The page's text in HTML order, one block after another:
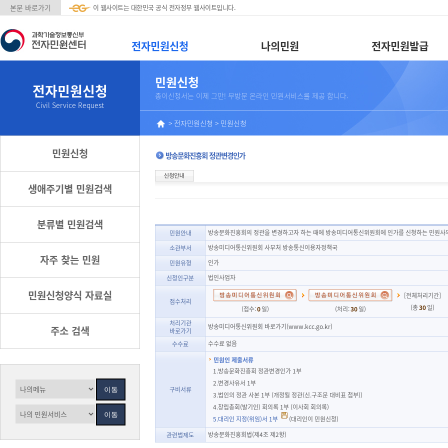
본문 바로가기 이 웹사이트는 대한민국 공식 전자정부 웹사이트입니다.
전자민원신청 나의민원 전자민원발급
전자민원신청
Civil Service Request
민원신청
생애주기별 민원검색
분류별 민원검색
자주 찾는 민원
민원신청양식 자료실
주소 검색
민원신청
종이신청서는 이제 그만! 무방문 온라인 민원서비스를 제공 합니다.
> 전자민원신청 > 민원신청
방송문화진흥회 정관변경인가
민원안내
방송문화진흥회의 정관을 변경하고자 하는 때에 방송미디어통신위원회에 인가를 신청하는 민원사
소관부서
방송미디어통신위원회 사무처 방송통신이용자정책국
민원유형
인가
신청인구분
법인사업자
접수처리
(접수:0 일) (처리:30일)
[전체처리기간]
(총30일)
처리기관
바로가기
방송미디어통신위원회 바로가기(www.kcc.go.kr)
수수료 수수료 없음
구비서류
민원인 제출서류
1.방송문화진흥회 정관변경인가 1부
2.변경사유서 1부
3.법인의 정관 사본 1부 (개정될 정관(신.구조문 대비표 첨부))
4.창립총회(발기인) 회의록 1부 (이사회 회의록)
5.대리인 지정(위임)서 1부
(대리인이 민원신청)
관련법제도
방송문화진흥회법(제4조 제2항)